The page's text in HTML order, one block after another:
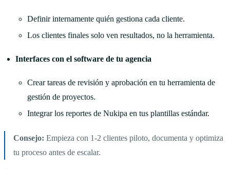
Definir internamente quién gestiona cada cliente.
Los clientes finales solo ven resultados, no la herramienta.
Interfaces con el software de tu agencia
Crear tareas de revisión y aprobación en tu herramienta de
gestión de proyectos.
Integrar los reportes de Nukipa en tus plantillas estándar.
Consejo: Empieza con 1-2 clientes piloto, documenta y optimiza
tu proceso antes de escalar.